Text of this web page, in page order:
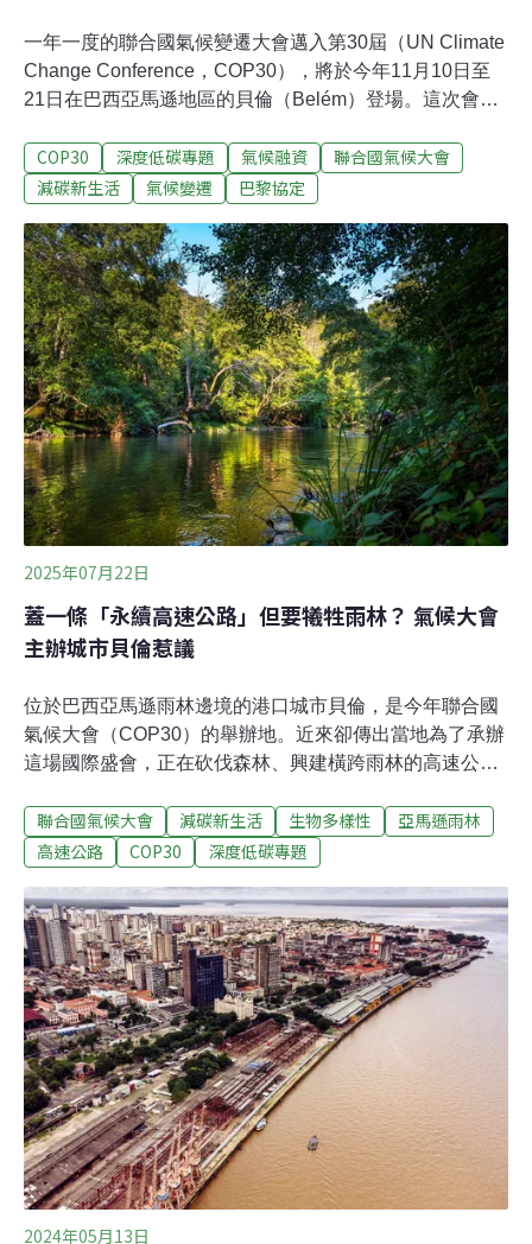
一年一度的聯合國氣候變遷大會邁入第30屆（UN Climate
Change Conference，COP30），將於今年11月10日至
21日在巴西亞馬遜地區的貝倫（Belém）登場。這次會議
COP」，顧名思義，熱帶雨林與自然保育將成為本屆焦點
之一。2025年，全球氣候治理迎來一個重要的里程碑
30屆（COP30）將於11月10日至21日在巴西亞馬遜地區
的貝倫（Belém）登場。這場被稱為「森林COP」或「亞
馬遜COP」的會議，不僅象徵全球對自然與森林保育的重
視，也將是各國檢視減碳承諾與設定新目標的關鍵時刻。
以下帶你一次掌握本屆會議的核心議題與看點。COP30是
什麼？COP（Conference of the Parties）為《聯合國氣候
變遷綱要公約》（UNFCCC）的締約方大會，
COP30 深度低碳專題 氣候融資
聯合國氣候大會
減碳新生活
氣候變遷 巴黎協定
2025年07月22日
蓋一條「永續高速公路」但要犧牲雨林？ 氣候大會
主辦城市貝倫惹議
位於巴西亞馬遜雨林邊境的港口城市貝倫，是今年聯合國
氣候大會（COP30）的舉辦地。近來卻傳出當地為了承辦
這場國際盛會，正在砍伐森林、興建橫跨雨林的高速公
氣候的國際會議，卻可能以犧牲全球最重要的碳匯與生態
系統為代價，引發高度爭議。「生物多樣性」一詞的誕生
（COP 30）將於巴西貝倫舉行。巴西總統魯拉（Luiz
Inácio Lula da Silva）在爭取舉辦COP的時候曾說，亞馬
遜地區和當地原住民正面臨日益惡化的的環境，政府稽查
不力，森林砍伐增加。「讓捍衛亞馬遜和氣候的人們近距
離接觸這片土地非常重要。」魯拉說，「今年的活動將是
亞馬遜的COP，而不只是關於亞馬遜的COP」。
聯合國氣候大會 減碳新生活 生物多樣性
亞馬遜雨林
高速公路
COP30 深度低碳專題
2024年05月13日